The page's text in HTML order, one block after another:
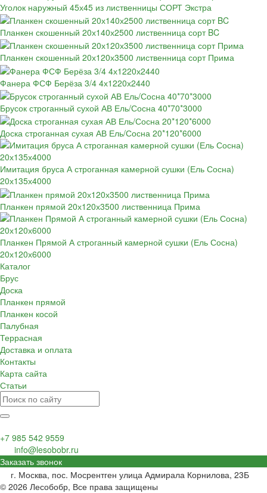
Уголок наружный 45х45 из лиственницы СОРТ Экстра
Планкен скошенный 20х140х2500 лиственница сорт BC
Планкен скошенный 20х120х3500 лиственница сорт Прима
Фанера ФСФ Берёза 3/4 4х1220х2440
Брусок строганный сухой АВ Ель/Сосна 40*70*3000
Доска строганная сухая АВ Ель/Сосна 20*120*6000
Имитация бруса А строганная камерной сушки (Ель Сосна)
20х135х4000
Планкен прямой 20х120х3500 лиственница Прима
Планкен Прямой А строганный камерной сушки (Ель Сосна)
20х120х6000
Каталог
Брус
Доска
Планкен прямой
Планкен косой
Палубная
Террасная
Доставка и оплата
Контакты
Карта сайта
Статьи
+7 985 542 9559
info@lesobobr.ru
Заказать звонок
г. Москва, пос. Мосрентген улица Адмирала Корнилова, 23Б
© 2026 Лесобобр, Все права защищены